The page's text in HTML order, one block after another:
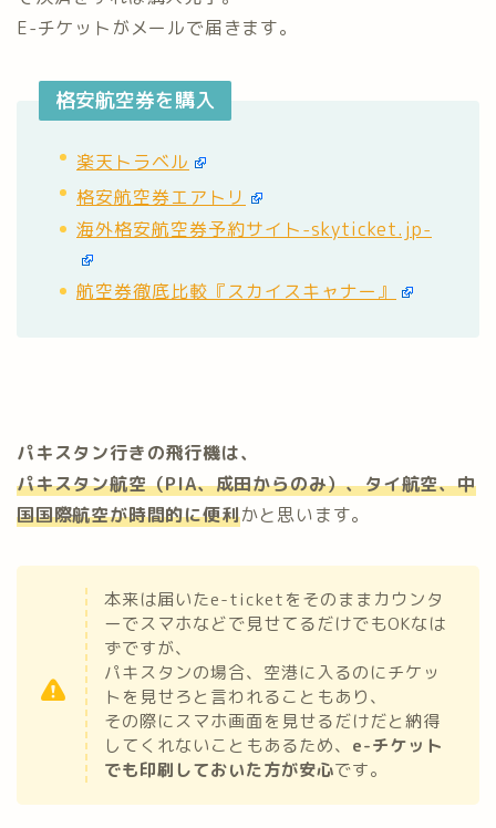
E-チケットがメールで届きます。
格安航空券を購入
楽天トラベル
格安航空券エアトリ
海外格安航空券予約サイト-skyticket.jp-
航空券徹底比較『スカイスキャナー』
パキスタン行きの飛行機は、
パキスタン航空（PIA、成田からのみ）、タイ航空、中
国国際航空が時間的に便利かと思います。
本来は届いたe-ticketをそのままカウンタ
ーでスマホなどで見せてるだけでもOKなは
ずですが、
パキスタンの場合、空港に入るのにチケッ
トを見せろと言われることもあり、
その際にスマホ画面を見せるだけだと納得
してくれないこともあるため、 e-チケット
でも印刷しておいた方が安心です。